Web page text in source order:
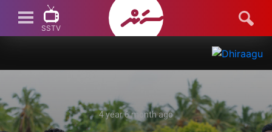
SSTV
SSTV LIVE
4 year 6 month ago